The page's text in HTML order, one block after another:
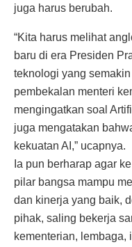
juga harus berubah.
“Kita harus melihat
baru di era Presiden
teknologi yang
pembekalan menteri
mengingatkan soal
juga mengatakan
kekuatan AI,” ucapnya.
Ia pun berharap agar
pilar bangsa mampu
dan kinerja yang baik,
pihak, saling bekerja
kementerian, lembaga,